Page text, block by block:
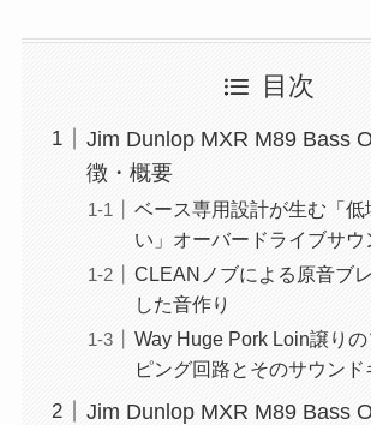
目次
Jim Dunlop MXR M89 Bass
徴・概要
ベース専用設計が生む「低
い」オーバードライブサウ
CLEANノブによる原音ブ
した音作り
Way Huge Pork Loin譲り
ピング回路とそのサウン
Jim Dunlop MXR M89 Bass